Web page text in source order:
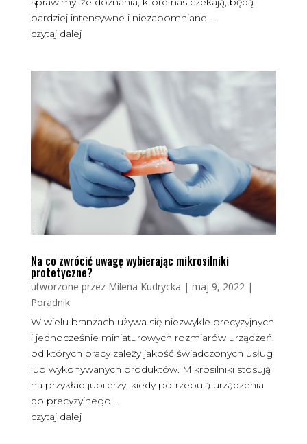
bardziej intensywne i niezapomniane....
czytaj dalej
Na co zwrócić uwagę wybierając mikrosilniki
protetyczne?
utworzone przez Milena Kudrycka | maj 9, 2022|
Poradnik
W wielu branżach używa się niezwykle precyzyjnych
i jednocześnie miniaturowych rozmiarów urządzeń,
od których pracy zależy jakość świadczonych usług
lub wykonywanych produktów. Mikrosilniki stosują
na przykład jubilerzy, kiedy potrzebują urządzenia
do precyzyjnego...
czytaj dalej